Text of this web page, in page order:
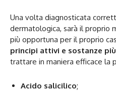
Una volta diagnosticata
dermatologica, sarà il proprio
più opportuna per il proprio
principi attivi e sostanze
trattare in maniera efficace la
Acido salicilico;